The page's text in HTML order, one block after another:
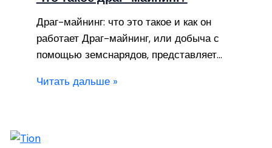
Драг-майнинг: что это такое и как он
работает Драг-майнинг, или добыча с
помощью земснарядов, представляет…
Читать дальше »